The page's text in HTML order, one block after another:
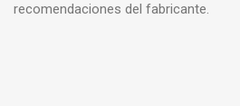
recomendaciones del fabricante.